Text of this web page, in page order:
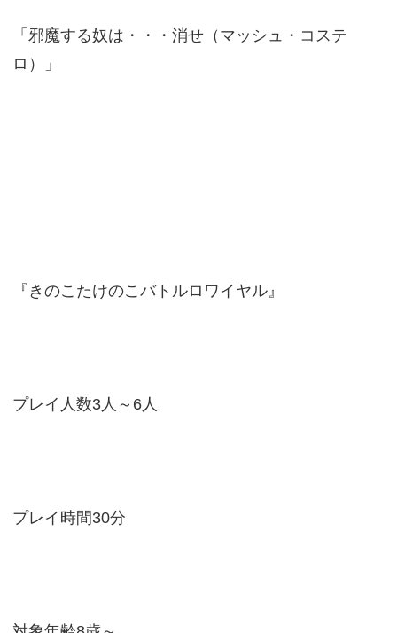
「邪魔する奴は・・・消せ（マッシュ・コステ
ロ）」
『きのこたけのこバトルロワイヤル』
プレイ人数3人～6人
プレイ時間30分